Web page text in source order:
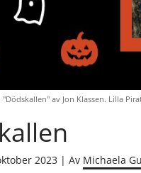
av Jon Klassen. Lilla
2023 | Av Michaela